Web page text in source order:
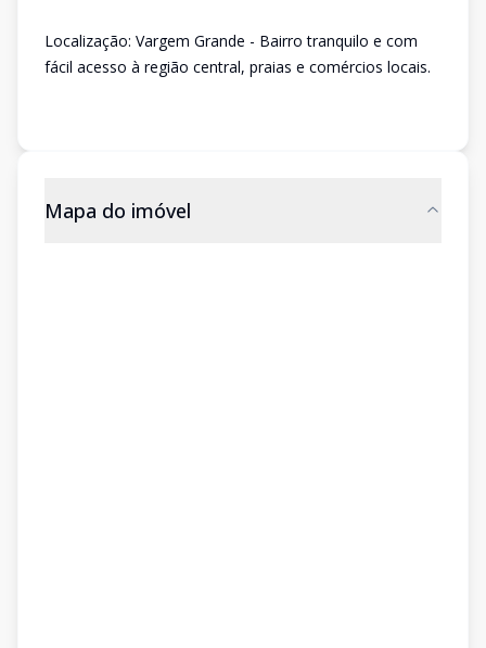
Localização: Vargem Grande - Bairro tranquilo e com
fácil acesso à região central, praias e comércios locais.
Mapa do imóvel